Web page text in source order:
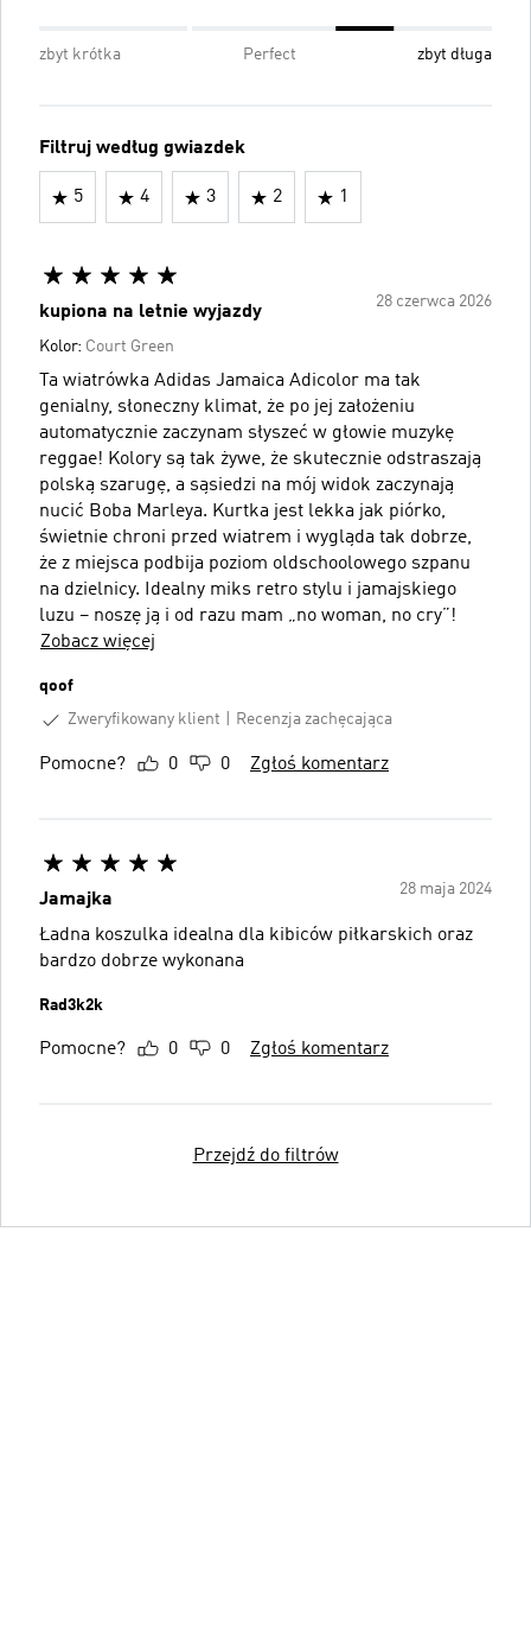
zbyt krótka Perfect zbyt długa
Filtruj według gwiazdek
5 4 3 2 1
28 czerwca 2026
kupiona na letnie wyjazdy
Kolor: Court Green
Ta wiatrówka Adidas Jamaica Adicolor ma tak
genialny, słoneczny klimat, że po jej założeniu
automatycznie zaczynam słyszeć w głowie muzykę
reggae! Kolory są tak żywe, że skutecznie odstraszają
polską szarugę, a sąsiedzi na mój widok zaczynają
nucić Boba Marleya. Kurtka jest lekka jak piórko,
świetnie chroni przed wiatrem i wygląda tak dobrze,
że z miejsca podbija poziom oldschoolowego szpanu
na dzielnicy. Idealny miks retro stylu i jamajskiego
luzu – noszę ją i od razu mam „no woman, no cry”!
Zobacz więcej
qoof
Zweryfikowany klient
Recenzja zachęcająca
Pomocne? 0 0 Zgłoś komentarz
28 maja 2024
Jamajka
Ładna koszulka idealna dla kibiców piłkarskich oraz
bardzo dobrze wykonana
Rad3k2k
Pomocne? 0 0 Zgłoś komentarz
Przejdź do filtrów